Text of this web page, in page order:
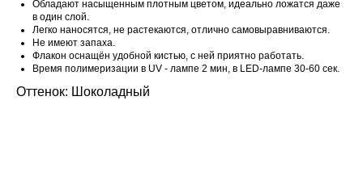
Обладают насыщенным плотным цветом, идеально ложатся даже
в один слой.
Легко наносятся, не растекаются, отлично самовыравниваются.
Не имеют запаха.
Флакон оснащён удобной кистью, с ней приятно работать.
Время полимеризации в UV - лампе 2 мин, в LED-лампе 30-60 сек.
Оттенок: Шоколадный